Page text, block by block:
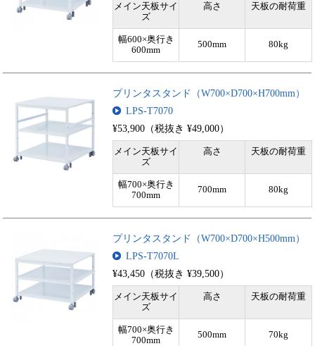
メイン天板サイ
ズ
高さ 天板の耐荷重
幅600×奥行き
600mm
500mm 80kg
プリンタスタンド（W700×D700×H700mm）
LPS-T7070
¥53,900（税抜き ¥49,000）
メイン天板サイ
ズ
高さ 天板の耐荷重
幅700×奥行き
700mm
700mm 80kg
プリンタスタンド（W700×D700×H500mm）
LPS-T7070L
¥43,450（税抜き ¥39,500）
メイン天板サイ
ズ
高さ 天板の耐荷重
幅700×奥行き
700mm
500mm 70kg